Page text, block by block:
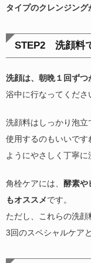
タイプのクレンジング
STEP2 洗顔料
洗顔は、朝晩１回ずつ
浴中に行なってくださ
洗顔料はしっかり泡
使用するのもいいです
ようにやさしく丁寧に
角栓ケアには、 酵素や
もオススメです。
ただし、これらの洗
3回のスペシャルケア